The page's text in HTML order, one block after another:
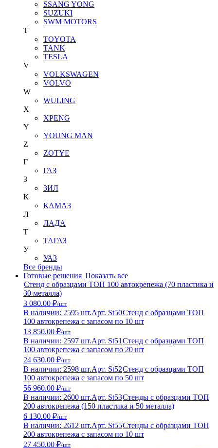
SSANG YONG
SUZUKI
SWM MOTORS
T
TOYOTA
TANK
TESLA
V
VOLKSWAGEN
VOLVO
W
WULING
X
XPENG
Y
YOUNG MAN
Z
ZOTYE
Г
ГАЗ
З
ЗИЛ
К
КАМАЗ
Л
ЛАДА
Т
ТАГАЗ
У
УАЗ
Все бренды
Готовые решения Показать все
Стенд с образцами ТОП 100 автокрепежа (70 пластика и
30 металла)
3 080.00 ₽/шт
В наличии: 2595 шт.Арт. St50Стенд с образцами ТОП
100 автокрепежа с запасом по 10 шт
13 850.00 ₽/шт
В наличии: 2597 шт.Арт. St51 Стенд с образцами ТОП
100 автокрепежа с запасом по 20 шт
24 630.00 ₽/шт
В наличии: 2598 шт.Арт. St52Стенд с образцами ТОП
100 автокрепежа с запасом по 50 шт
56 960.00 ₽/шт
В наличии: 2600 шт.Арт. St53Стенды с образцами ТОП
200 автокрепежа (150 пластика и 50 металла)
6 130.00 ₽/шт
В наличии: 2612 шт.Арт. St55Стенды с образцами ТОП
200 автокрепежа с запасом по 10 шт
27 450.00 ₽/шт